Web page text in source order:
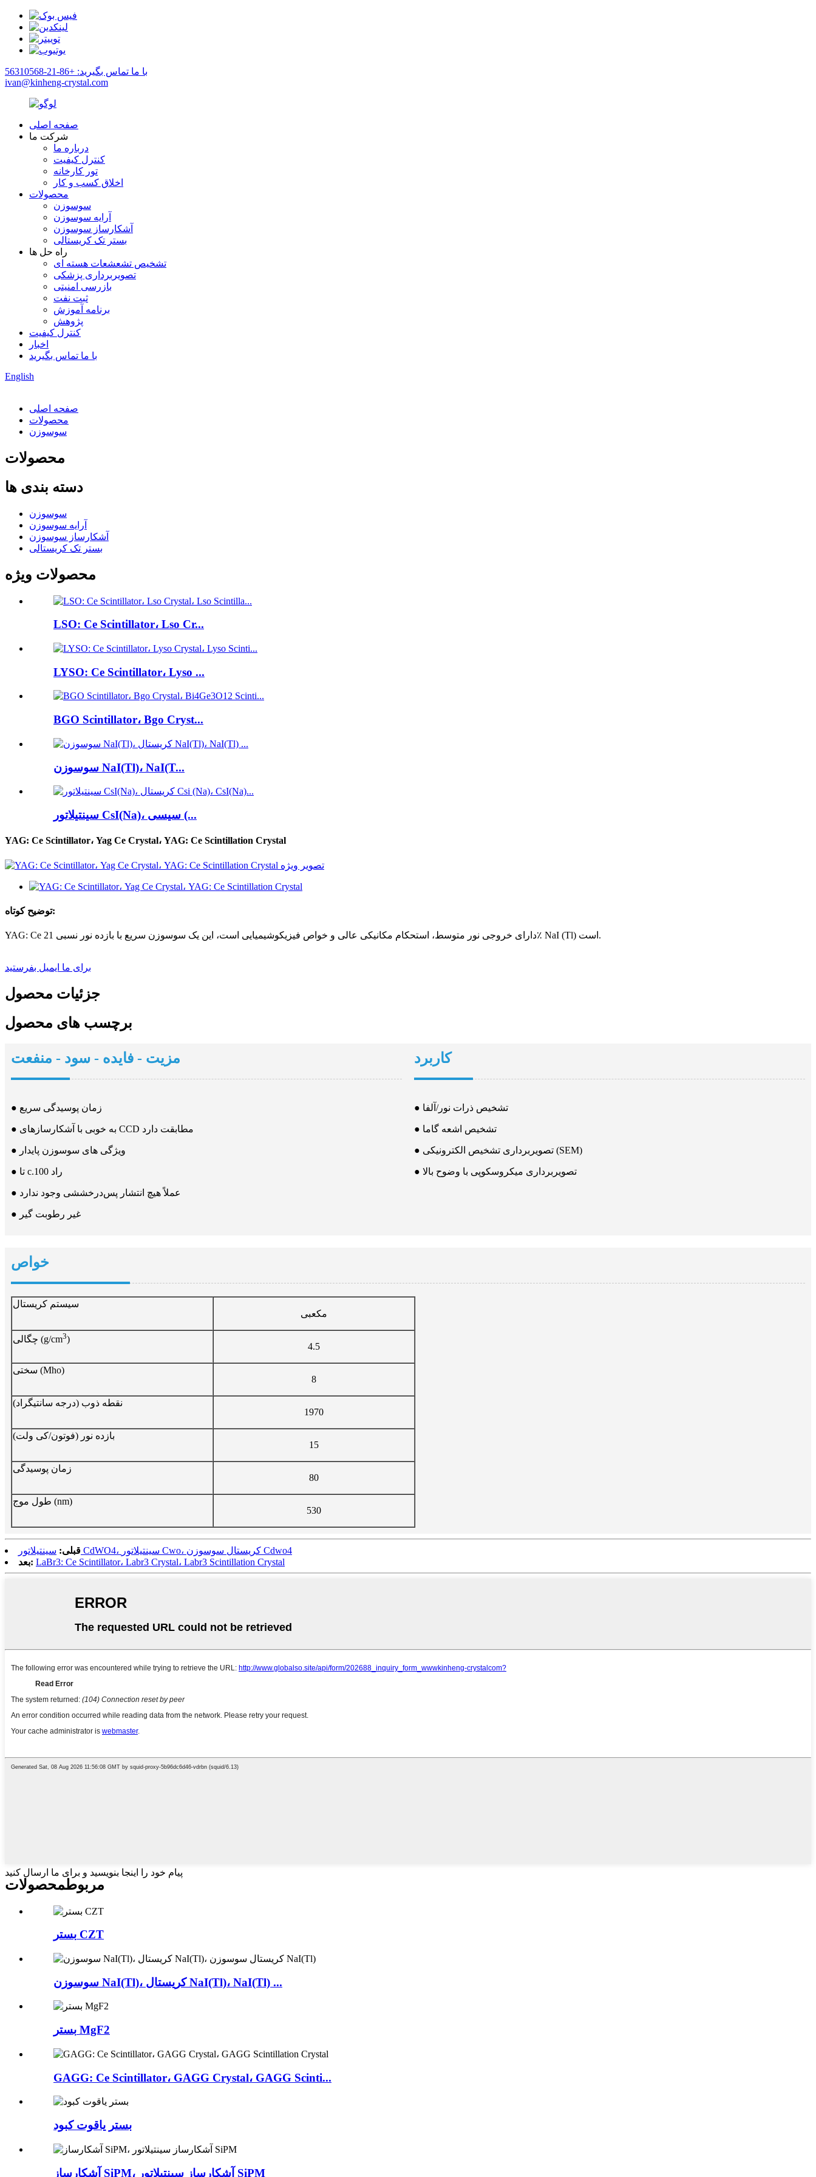
با ما تماس بگیرید: +86-21-56310568
ivan@kinheng-crystal.com
صفحه اصلی
شرکت ما
درباره ما
کنترل کیفیت
تور کارخانه
اخلاق کسب و کار
محصولات
سوسوزن
آرایه سوسوزن
آشکارساز سوسوزن
بستر تک کریستالی
راه حل ها
تشخیص تشعشعات هسته ای
تصویربرداری پزشکی
بازرسی امنیتی
ثبت نفت
برنامه آموزش
پژوهش
کنترل کیفیت
اخبار
با ما تماس بگیرید
English
صفحه اصلی
محصولات
سوسوزن
محصولات
دسته بندی ها
سوسوزن
آرایه سوسوزن
آشکارساز سوسوزن
بستر تک کریستالی
محصولات ویژه
LSO: Ce Scintillator، Lso Cr...
LYSO: Ce Scintillator، Lyso ...
BGO Scintillator، Bgo Cryst...
سوسوزن NaI(Tl)، NaI(T...
سینتیلاتور CsI(Na)، سیسی (...
YAG: Ce Scintillator، Yag Ce Crystal، YAG: Ce Scintillation Crystal
توضیح کوتاه:
YAG: Ce دارای خروجی نور متوسط، استحکام مکانیکی عالی و خواص فیزیکوشیمیایی است، این یک سوسوزن سریع با بازده نور نسبی 21٪ NaI (Tl) است.
برای ما ایمیل بفرستید
جزئیات محصول
برچسب های محصول
مزیت - فایده - سود - منفعت
● زمان پوسیدگی سریع
● به خوبی با آشکارسازهای CCD مطابقت دارد
● ویژگی های سوسوزن پایدار
● تا c.100 راد
● عملاً هیچ انتشار پس‌درخششی وجود ندارد
● غیر رطوبت گیر
کاربرد
● تشخیص ذرات نور/آلفا
● تشخیص اشعه گاما
● تصویربرداری تشخیص الکترونیکی (SEM)
● تصویربرداری میکروسکوپی با وضوح بالا
خواص
سیستم کریستال
مکعبی
چگالی (g/cm3)
4.5
سختی (Mho)
8
نقطه ذوب (درجه سانتیگراد)
1970
بازده نور (فوتون/کی ولت)
15
زمان پوسیدگی
80
طول موج (nm)
530
قبلی:
سینتیلاتور CdWO4، سینتیلاتور Cwo، کریستال سوسوزن Cdwo4
بعد: LaBr3: Ce Scintillator، Labr3 Crystal، Labr3 Scintillation Crystal
پیام خود را اینجا بنویسید و برای ما ارسال کنید
مربوطمحصولات
بستر CZT
سوسوزن NaI(Tl)، کریستال NaI(Tl)، NaI(Tl) ...
بستر MgF2
GAGG: Ce Scintillator، GAGG Crystal، GAGG Scinti...
بستر یاقوت کبود
آشکارساز SiPM، آشکارساز سینتیلاتور SiPM